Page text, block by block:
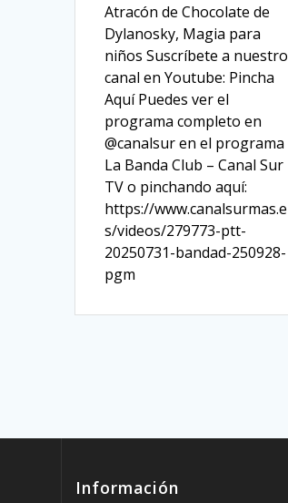
Atracón de Chocolate de
Dylanosky, Magia para
niños Suscríbete a nuestro
canal en Youtube: Pincha
Aquí Puedes ver el
programa completo en
@canalsur en el programa
La Banda Club – Canal Sur
TV o pinchando aquí:
https://www.canalsurmas.e
s/videos/279773-ptt-
20250731-bandad-250928-
pgm
Información